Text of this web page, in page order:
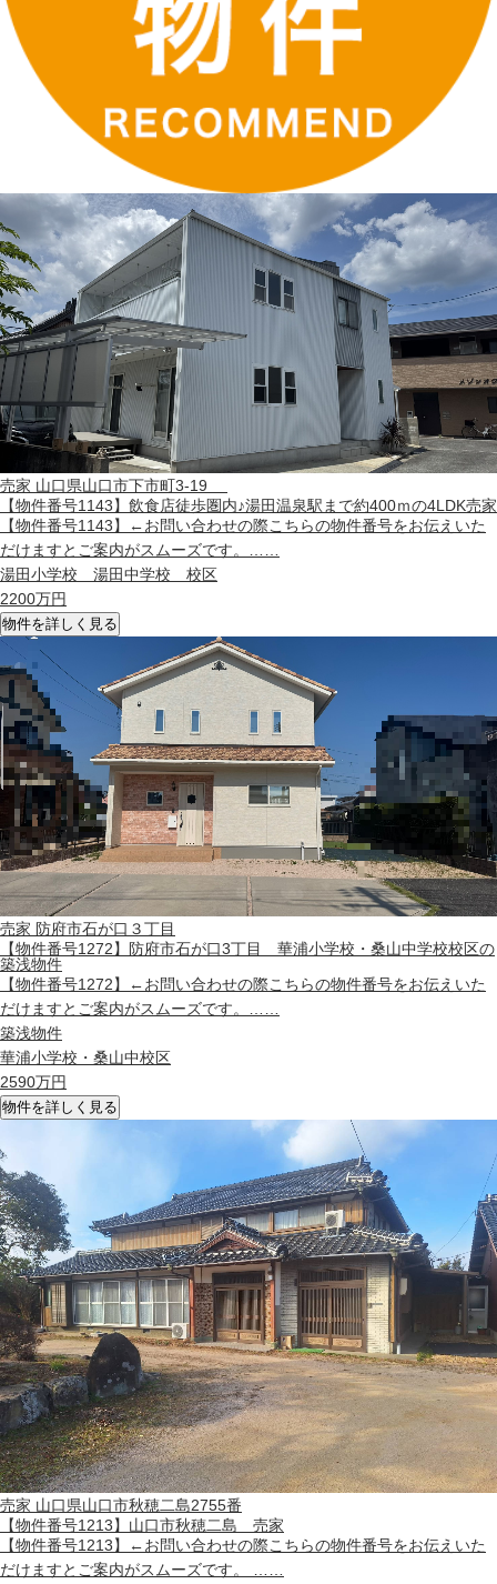
売家 山口県山口市下市町3-19
【物件番号1143】飲食店徒歩圏内♪湯田温泉駅まで約400ｍの4LDK売家
【物件番号1143】←お問い合わせの際こちらの物件番号をお伝えいた
だけますとご案内がスムーズです。……
湯田小学校 湯田中学校 校区
2200万円
物件を詳しく見る
売家 防府市石が口３丁目
【物件番号1272】防府市石が口3丁目 華浦小学校・桑山中学校校区の
築浅物件
【物件番号1272】←お問い合わせの際こちらの物件番号をお伝えいた
だけますとご案内がスムーズです。……
築浅物件
華浦小学校・桑山中校区
2590万円
物件を詳しく見る
売家 山口県山口市秋穂二島2755番
【物件番号1213】山口市秋穂二島 売家
【物件番号1213】←お問い合わせの際こちらの物件番号をお伝えいた
だけますとご案内がスムーズです。 ……